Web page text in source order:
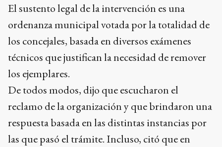
El sustento legal de la intervención es una
ordenanza municipal votada por la totalidad de
los concejales, basada en diversos exámenes
técnicos que justifican la necesidad de remover
los ejemplares.
De todos modos, dijo que escucharon el
reclamo de la organización y que brindaron una
respuesta basada en las distintas instancias por
las que pasó el trámite. Incluso, citó que en